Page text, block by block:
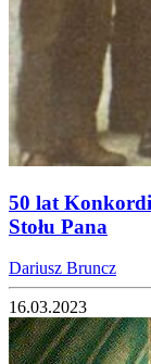
50 lat
Stołu Pana
Dariusz Bruncz
16.03.2023